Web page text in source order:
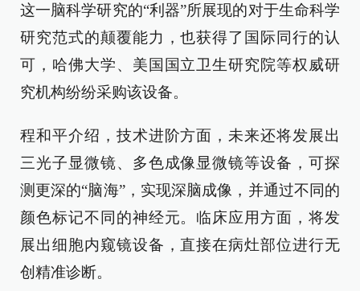
这一脑科学研究的“利器”所展现的对于生命科学
研究范式的颠覆能力，也获得了国际同行的认
可，哈佛大学、美国国立卫生研究院等权威研
究机构纷纷采购该设备。
程和平介绍，技术进阶方面，未来还将发展出
三光子显微镜、多色成像显微镜等设备，可探
测更深的“脑海”，实现深脑成像，并通过不同的
颜色标记不同的神经元。临床应用方面，将发
展出细胞内窥镜设备，直接在病灶部位进行无
创精准诊断。